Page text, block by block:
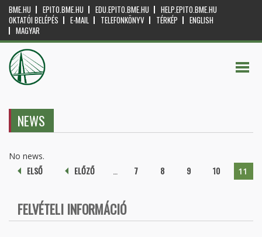
BME.HU EPITO.BME.HU EDU.EPITO.BME.HU
HELP.EPITO.BME.HU
OKTATÓI BELÉPÉS
E-MAIL TELEFONKÖNYV TÉRKÉP
ENGLISH
MAGYAR
NEWS
No news.
Pages
ELSŐ ELŐZŐ 7 8 9 10 11
FELVÉTELI INFORMÁCIÓ